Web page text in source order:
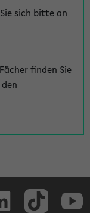
sich bitte an
finden Sie